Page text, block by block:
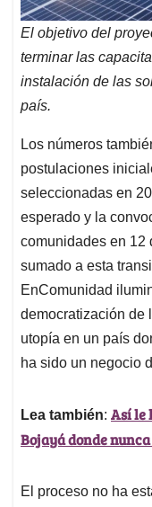
El objetivo del
terminar las
instalación de las
país.
Los números
postulaciones
seleccionadas en
esperado y la
comunidades en 12
sumado a esta
EnComunidad
democratización de
utopía en un país
ha sido un negocio
Lea también: Así le
Bojayá donde
El proceso no ha